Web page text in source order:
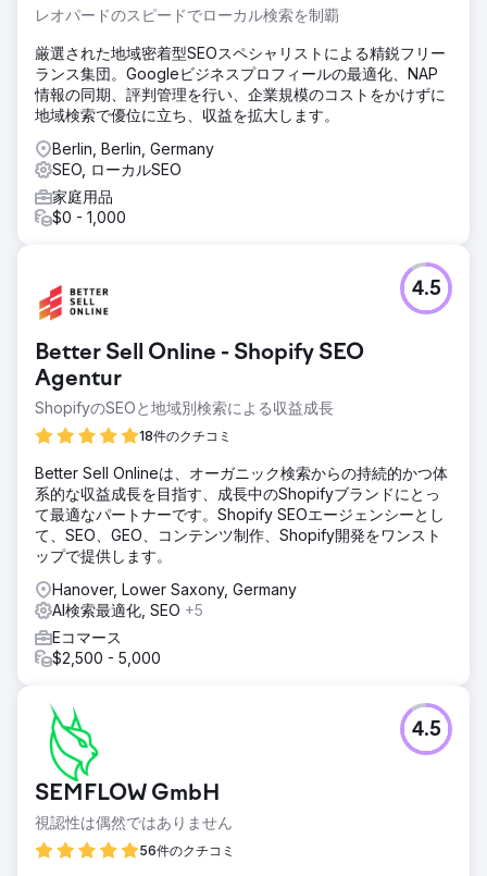
レオパードのスピードでローカル検索を制覇
厳選された地域密着型SEOスペシャリストによる精鋭フリー
ランス集団。Googleビジネスプロフィールの最適化、NAP
情報の同期、評判管理を行い、企業規模のコストをかけずに
地域検索で優位に立ち、収益を拡大します。
Berlin, Berlin, Germany
SEO, ローカルSEO
家庭用品
$0 - 1,000
Better Sell Online - Shopify SEO
Agentur
ShopifyのSEOと地域別検索による収益成長
18件のクチコミ
4.5
Better Sell Onlineは、オーガニック検索からの持続的かつ体
系的な収益成長を目指す、成長中のShopifyブランドにとっ
て最適なパートナーです。Shopify SEOエージェンシーとし
て、SEO、GEO、コンテンツ制作、Shopify開発をワンスト
ップで提供します。
Hanover, Lower Saxony, Germany
AI検索最適化, SEO +5
Eコマース
$2,500 - 5,000
SEMFLOW GmbH
視認性は偶然ではありません
56件のクチコミ
4.5